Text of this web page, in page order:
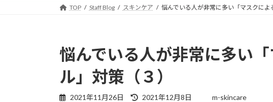
TOP Staff Blog スキンケア 悩んでいる人が非常に多い「マスクによ
悩んでいる人が非常に多い
ル」対策（３）
2021年11月26日
最
2021年12月8日 m-skincare